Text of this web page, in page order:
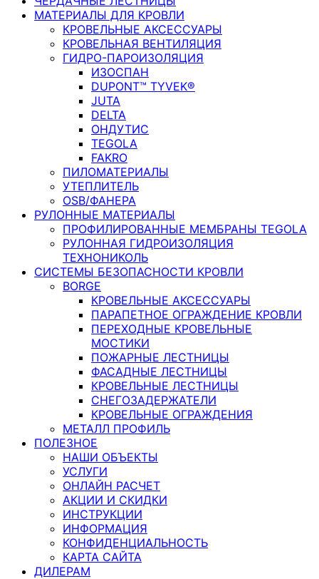
МАТЕРИАЛЫ ДЛЯ КРОВЛИ
КРОВЕЛЬНЫЕ АКСЕССУАРЫ
КРОВЕЛЬНАЯ ВЕНТИЛЯЦИЯ
ГИДРО-ПАРОИЗОЛЯЦИЯ
ИЗОСПАН
DUPONT™ TYVEK®
JUTA
DELTA
ОНДУТИС
TEGOLA
FAKRO
ПИЛОМАТЕРИАЛЫ
УТЕПЛИТЕЛЬ
OSB/ФАНЕРА
РУЛОННЫЕ МАТЕРИАЛЫ
ПРОФИЛИРОВАННЫЕ МЕМБРАНЫ TEGOLA
РУЛОННАЯ ГИДРОИЗОЛЯЦИЯ
ТЕХНОНИКОЛЬ
СИСТЕМЫ БЕЗОПАСНОСТИ КРОВЛИ
BORGE
КРОВЕЛЬНЫЕ АКСЕССУАРЫ
ПАРАПЕТНОЕ ОГРАЖДЕНИЕ КРОВЛИ
ПЕРЕХОДНЫЕ КРОВЕЛЬНЫЕ
МОСТИКИ
ПОЖАРНЫЕ ЛЕСТНИЦЫ
ФАСАДНЫЕ ЛЕСТНИЦЫ
КРОВЕЛЬНЫЕ ЛЕСТНИЦЫ
СНЕГОЗАДЕРЖАТЕЛИ
КРОВЕЛЬНЫЕ ОГРАЖДЕНИЯ
МЕТАЛЛ ПРОФИЛЬ
ПОЛЕЗНОЕ
НАШИ ОБЪЕКТЫ
УСЛУГИ
ОНЛАЙН РАСЧЕТ
АКЦИИ И СКИДКИ
ИНСТРУКЦИИ
ИНФОРМАЦИЯ
КОНФИДЕНЦИАЛЬНОСТЬ
КАРТА САЙТА
ДИЛЕРАМ